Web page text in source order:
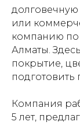
долговечную
или
компанию по
Алматы.
покрытие,
подготовить
Компания
5 лет,